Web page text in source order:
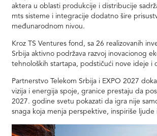
aktera u oblasti produkcije i distribucije
mts sisteme i integracije dodatno šire
međunarodnom nivou.
Kroz TS Ventures fond, sa 26 realizovanih
Srbija aktivno podržava razvoj inovacionog
tehnoloških startapa, podstičući nove ideje i
Partnerstvo Telekom Srbija i EXPO 2027
vizija i energija spoje, granice prestaju da
2027. godine svetu pokazati da igra nije
snaga koja menja perspektive, inspiriše